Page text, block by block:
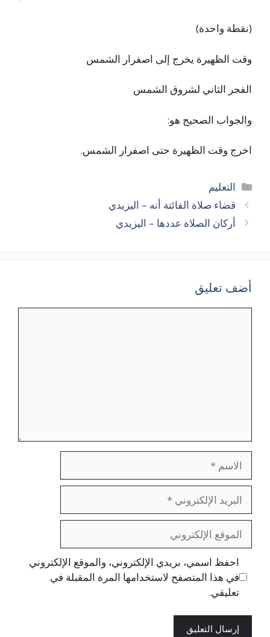
(نقطة واحدة)
وقت الظهيرة يخرج إلى اصفرار الشمس
الفجر الثاني لشروق الشمس
والجواب الصحيح هو:
اخرج وقت الظهيرة حتى اصفرار الشمس.
التصنيفات
التعليم
قضاء صلاة الفائتة أنه – اليزيدي
أركان الصلاة عددها – اليزيدي
أضف تعليق
الاسم
البريد
الإلكتروني
الموقع
الإلكتروني
احفظ اسمي، بريدي الإلكتروني، والموقع الإلكتروني
في هذا المتصفح لاستخدامها المرة المقبلة في
تعليقي.